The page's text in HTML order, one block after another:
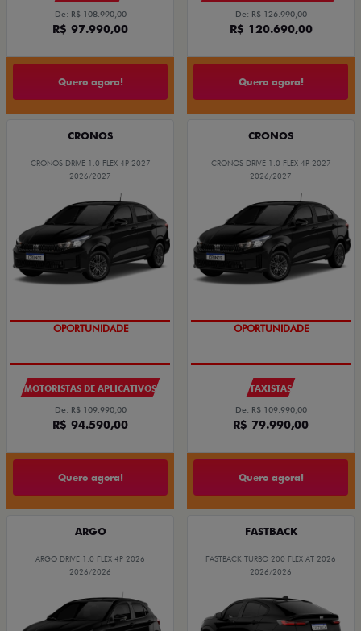
De: R$ 108.990,00
R$ 97.990,00
Quero agora!
De: R$ 126.990,00
R$ 120.690,00
Quero agora!
CRONOS
CRONOS DRIVE 1.0 FLEX 4P 2027
2026/2027
OPORTUNIDADE
MOTORISTAS DE APLICATIVOS
De: R$ 109.990,00
R$ 94.590,00
Quero agora!
CRONOS
CRONOS DRIVE 1.0 FLEX 4P 2027
2026/2027
OPORTUNIDADE
TAXISTAS
De: R$ 109.990,00
R$ 79.990,00
Quero agora!
ARGO
ARGO DRIVE 1.0 FLEX 4P 2026
2026/2026
FASTBACK
FASTBACK TURBO 200 FLEX AT 2026
2026/2026